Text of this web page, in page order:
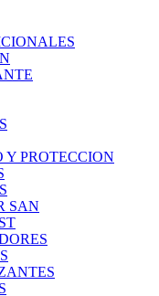
PROTECCION
SAN